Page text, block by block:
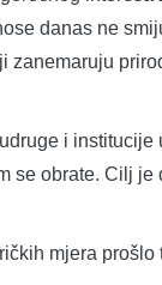
danas ne
zanemaruju
i institucije
se obrate. Cilj je
mjera prošlo